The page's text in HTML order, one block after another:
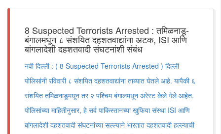
8 Suspected Terrorists Arrested : तमिळनाडू-
बंगालमधून ८ संशयित दहशतवाद्यांना अटक, ISI आणि
बांगलादेशी दहशतवादी संघटनांशी संबंध
नवी दिल्ली : ( 8 Suspected Terrorists Arrested ) दिल्ली
पोलिसांनी रविवारी ८ संशयित दहशतवाद्यांना ताब्यात घेतले आहे. यापैकी ६
संशयित तमिळनाडूमधून तर २ पश्चिम बंगालमधून अरेस्ट केले गेले आहेत.
पोलिसांच्या माहितीनुसार, हे सर्व पाकिस्तानच्या खुफिया संस्था ISI आणि
बांगलादेशी दहशतवादी संघटनांच्या सल्ल्याने भारतात दहशतवादी हल्ल्याची